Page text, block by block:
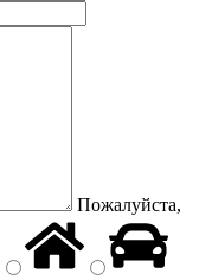
Пожалуйста,